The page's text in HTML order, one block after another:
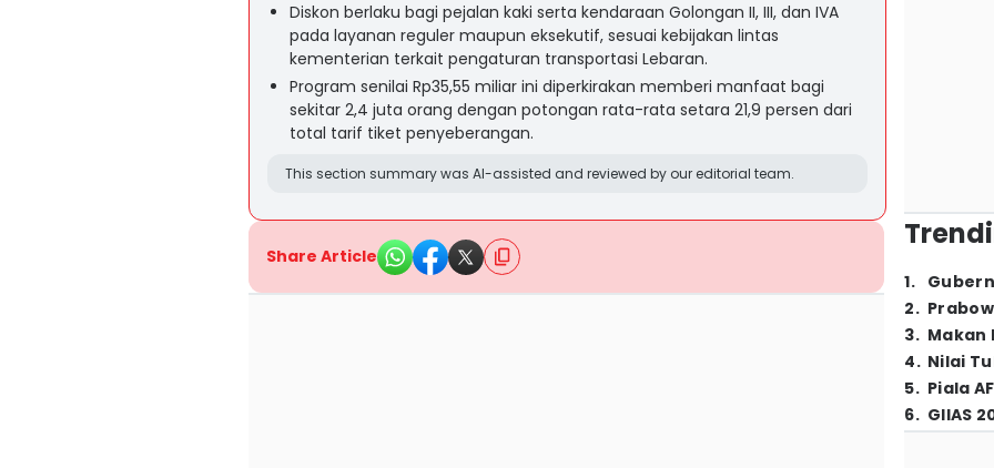
Diskon berlaku bagi pejalan kaki serta kendaraan Golongan II, III, dan IVA
pada layanan reguler maupun eksekutif, sesuai kebijakan lintas
kementerian terkait pengaturan transportasi Lebaran.
Program senilai Rp35,55 miliar ini diperkirakan memberi manfaat bagi
sekitar 2,4 juta orang dengan potongan rata-rata setara 21,9 persen dari
total tarif tiket penyeberangan.
This section summary was AI-assisted and reviewed by our editorial team.
Share Article
1.
2.
3. Makan
4. Nilai
5. Piala
6. GIIAS